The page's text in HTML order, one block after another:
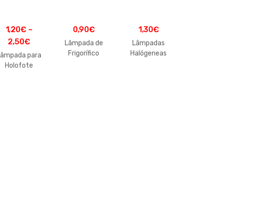
1,20€–
2,50€
para
Holofote
0,90€
Lâmpada de
Frigorífico
1,30€
Lâmpadas
Halógeneas